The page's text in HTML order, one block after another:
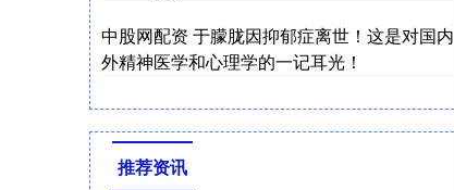
中股网配资 于朦胧因抑郁症离世！这是对国内
外精神医学和心理学的一记耳光！
推荐资讯